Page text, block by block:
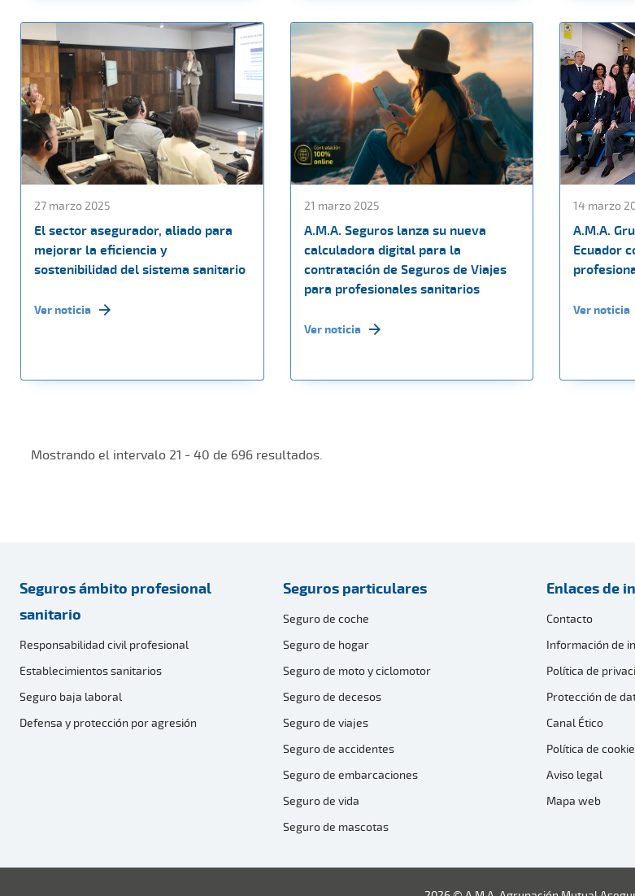
27 marzo 2025
El sector asegurador, aliado para
mejorar la eficiencia y
sostenibilidad del sistema sanitario
Ver noticia
21 marzo 2025
A.M.A. Seguros lanza su nueva
calculadora digital para la
contratación de Seguros de Viajes
para profesionales sanitarios
Ver noticia
14 marzo
A.M.A.
Ecuador
Ver noticia
Mostrando el intervalo 21 - 40 de 696 resultados.
Seguros ámbito profesional
sanitario
Responsabilidad civil profesional
Establecimientos sanitarios
Seguro baja laboral
Defensa y protección por agresión
Seguros particulares
Seguro de coche
Seguro de hogar
Seguro de moto y ciclomotor
Seguro de decesos
Seguro de viajes
Seguro de accidentes
Seguro de embarcaciones
Seguro de vida
Seguro de mascotas
Enlaces de
Contacto
Información de
Política de
Protección de
Canal Ético
Política de
Aviso legal
Mapa web